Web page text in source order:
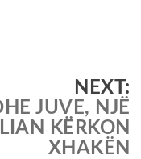
NEXT:
JUVE, NJË
KËRKON
XHAKËN